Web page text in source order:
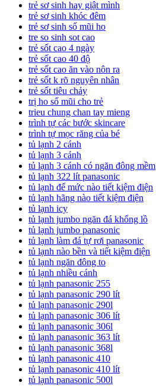
trẻ sơ sinh hay giật mình
trẻ sơ sinh khóc đêm
trẻ sơ sinh sổ mũi ho
tre so sinh sot cao
trẻ sốt cao 4 ngày
trẻ sốt cao 40 độ
trẻ sốt cao ăn vào nôn ra
trẻ sốt k rõ nguyên nhân
trẻ sốt tiêu chảy
trị ho sổ mũi cho trẻ
trieu chung chan tay mieng
trình tự các bước skincare
trình tự mọc răng của bé
tủ lạnh 2 cánh
tủ lạnh 3 cánh
tủ lạnh 3 cánh có ngăn đông mềm
tủ lạnh 322 lít panasonic
tủ lạnh để mức nào tiết kiệm điện
tủ lạnh hãng nào tiết kiệm điện
tủ lạnh icy
tủ lạnh jumbo ngăn đá khổng lồ
tủ lạnh jumbo panasonic
tủ lạnh làm đá tự rơi panasonic
tủ lạnh nào bền và tiết kiệm điện
tủ lạnh ngăn đông to
tủ lạnh nhiều cánh
tủ lạnh panasonic 255
tủ lạnh panasonic 290 lít
tủ lạnh panasonic 290l
tủ lạnh panasonic 306 lít
tủ lạnh panasonic 306l
tủ lạnh panasonic 363 lít
tủ lạnh panasonic 368l
tủ lạnh panasonic 410
tủ lạnh panasonic 410 lít
tủ lạnh panasonic 500l